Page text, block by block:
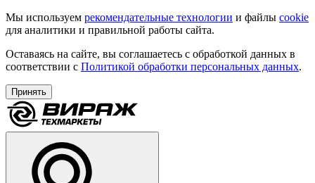
Мы используем рекомендательные технологии и файлы cookie
для аналитики и правильной работы сайта.
Оставаясь на сайте, вы соглашаетесь с обработкой данных в
соответствии с Политикой обработки персональных данных.
Принять